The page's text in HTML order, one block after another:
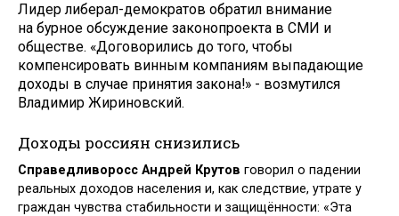
Лидер либерал-демократов обратил внимание
на бурное обсуждение законопроекта в СМИ и
обществе. «Договорились до того, чтобы
компенсировать винным компаниям выпадающие
доходы в случае принятия закона!» - возмутился
Владимир Жириновский.
Доходы россиян снизились
Справедливоросс Андрей Крутов говорил о падении
реальных доходов населения и, как следствие, утрате у
граждан чувства стабильности и защищённости: «Эта